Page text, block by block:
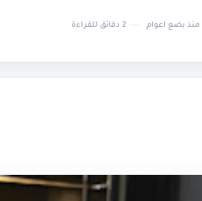
منذ بضع اعوام 2 دقائق للقراءة